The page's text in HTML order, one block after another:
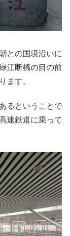
との国境沿いに
江断橋の目の前
ます。
るということで
速鉄道に乗って